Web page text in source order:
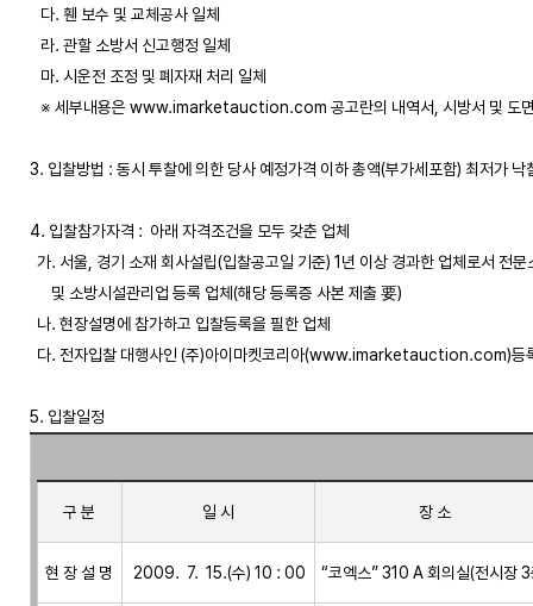
   다. 휀 보수 및 교체공사 일체
   라. 관할 소방서 신고행정 일체
   마. 시운전 조정 및 폐자재 처리 일체
※ 세부내용은 www.imarketauction.com 공고란의 내역서, 시방서 및 도
3. 입찰방법 : 동시 투찰에 의한 당사 예정가격 이하 총액(부가세포함) 최저가 낙
4. 입찰참가자격 :  아래 자격조건을 모두 갖춘 업체
가. 서울, 경기 소재 회사설립(입찰공고일 기준) 1년 이상 경과한 업체로서 전
      및 소방시설관리업 등록 업체(해당 등록증 사본 제출 要)
  나. 현장설명에 참가하고 입찰등록을 필한 업체
다. 전자입찰 대행사인 (주)아이마켓코리아(www.imarketauction.com)등
구 분 일 시 장 소
현 장 설 명 “코엑스” 310 A 회의실(전시장